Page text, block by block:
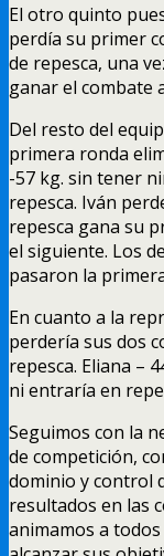
El otro quinto
perdía su primer
de repesca, una
ganar el combate
Del resto del
primera ronda
-57 kg. sin tener
repesca. Iván
repesca gana su
el siguiente. Los
pasaron la
En cuanto a la
perdería sus dos
repesca. Eliana –
ni entraría en
Seguimos con la
de competición,
dominio y control
resultados en las
animamos a